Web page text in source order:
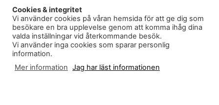
About us
Our companies
About Umeå Kommunföretag AB
Cookies & integritet
Vi använder cookies på våran hemsida för att ge dig som
besökare en bra upplevelse genom att komma ihåg dina
valda inställningar vid återkommande besök.
Vi använder inga cookies som sparar personlig
information.
Mer information Jag har läst informationen